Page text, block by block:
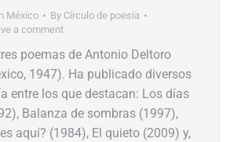
México By Círculo de poesía
a comment
poemas de Antonio Deltoro
1947). Ha publicado diversos
entre los que destacan: Los días
Balanza de sombras (1997),
aquí? (1984), El quieto (2009) y,